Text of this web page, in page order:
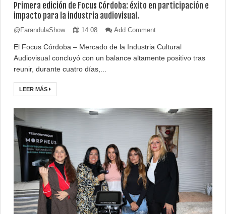
Primera edición de Focus Córdoba: éxito en participación e
impacto para la industria audiovisual.
@FarandulaShow 14:08 Add Comment
El Focus Córdoba – Mercado de la Industria Cultural
Audiovisual concluyó con un balance altamente positivo tras
reunir, durante cuatro días,...
LEER MÁS